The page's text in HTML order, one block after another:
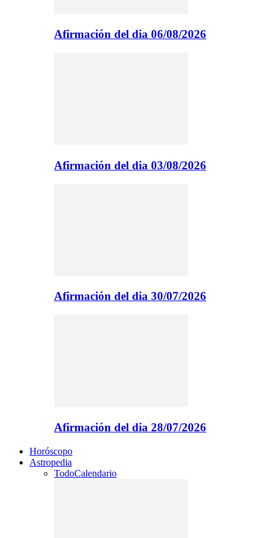
Afirmación del dia 06/08/2026
Afirmación del dia 03/08/2026
Afirmación del dia 30/07/2026
Afirmación del dia 28/07/2026
Horóscopo
Astropedia
TodoCalendario